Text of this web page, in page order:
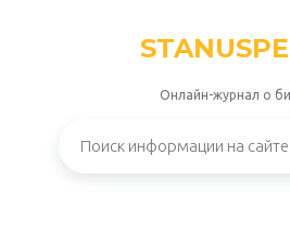
Онлайн-журнал о